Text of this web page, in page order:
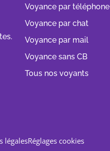
Voyance par téléphone
Voyance par chat
Voyance par mail
Voyance sans CB
Tous nos voyants
légalesRéglages cookies